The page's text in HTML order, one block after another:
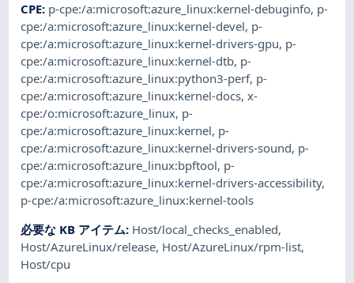
CPE: p-cpe:/a:microsoft:azure_linux:kernel-debuginfo, p-
cpe:/a:microsoft:azure_linux:kernel-devel, p-
cpe:/a:microsoft:azure_linux:kernel-drivers-gpu, p-
cpe:/a:microsoft:azure_linux:kernel-dtb, p-
cpe:/a:microsoft:azure_linux:python3-perf, p-
cpe:/a:microsoft:azure_linux:kernel-docs,x-
cpe:/o:microsoft:azure_linux, p-
cpe:/a:microsoft:azure_linux:kernel, p-
cpe:/a:microsoft:azure_linux:kernel-drivers-sound, p-
cpe:/a:microsoft:azure_linux:bpftool, p-
cpe:/a:microsoft:azure_linux:kernel-drivers-accessibility,
p-cpe:/a:microsoft:azure_linux:kernel-tools
必要な KB アイテム: Host/local_checks_enabled,
Host/AzureLinux/release, Host/AzureLinux/rpm-list,
Host/cpu